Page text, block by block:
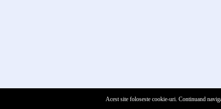
Acest site foloseste cookie-uri. Continuand